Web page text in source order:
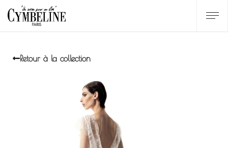
Retour à la collection